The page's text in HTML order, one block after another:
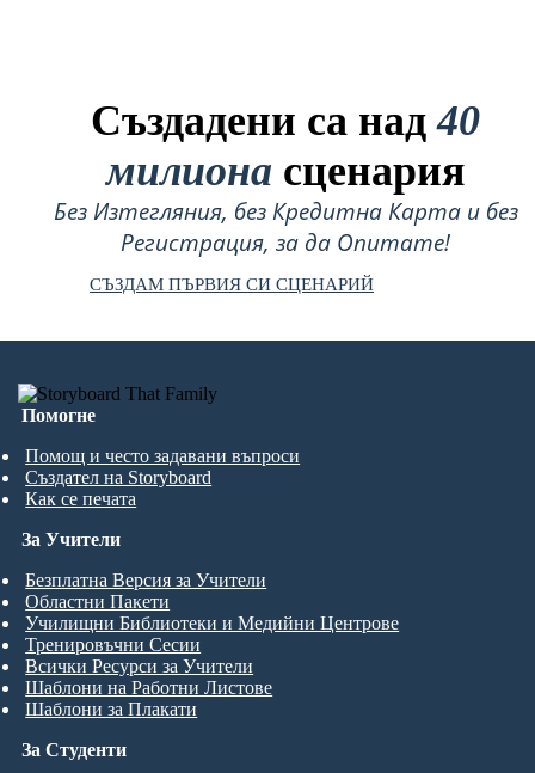
Създадени са над40
милиона сценария
Без Изтегляния, без Кредитна Карта и без
Регистрация, за да Опитате!
СЪЗДАМ ПЪРВИЯ СИ СЦЕНАРИЙ
Помогне
Помощ и често задавани въпроси
Създател на Storyboard
Как се печата
За Студенти
За Учители
Безплатна Версия за Учители
Областни Пакети
Училищни Библиотеки и Медийни Центрове
Тренировъчни Сесии
Всички Ресурси за Учители
Шаблони на Работни Листове
Шаблони за Плакати